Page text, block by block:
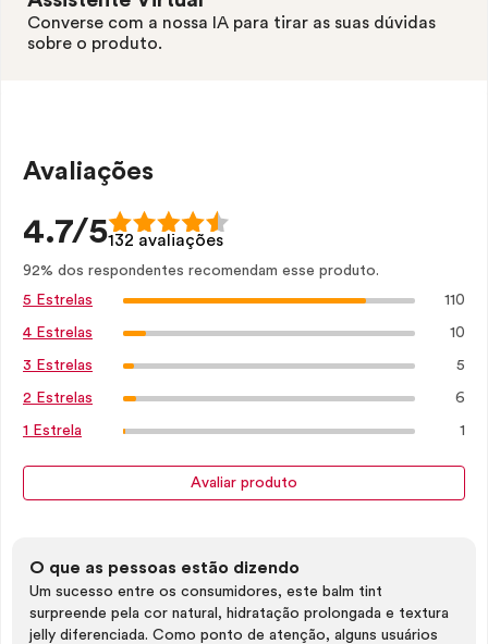
Converse com a nossa IA para tirar as suas dúvidas
sobre o produto.
Avaliações
4.7/5132 avaliações
92% dos respondentes recomendam esse produto.
5 Estrelas
110
4 Estrelas 10
3 Estrelas 5
2 Estrelas 6
1 Estrela 1
Avaliar produto
O que as pessoas estão dizendo
Um sucesso entre os consumidores, este balm tint
surpreende pela cor natural, hidratação prolongada e textura
jelly diferenciada. Como ponto de atenção, alguns usuários